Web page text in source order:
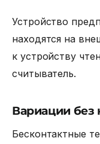
Устройство
находятся на
к устройству
считыватель.
Вариации без
Бесконтактные